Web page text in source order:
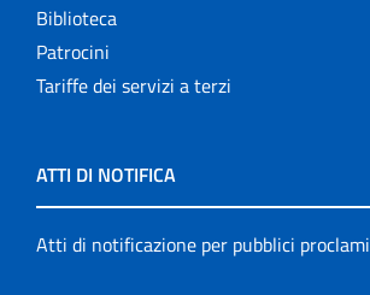
Biblioteca
Patrocini
Tariffe dei servizi a terzi
ATTI DI NOTIFICA
Atti di notificazione per pubblici proclami